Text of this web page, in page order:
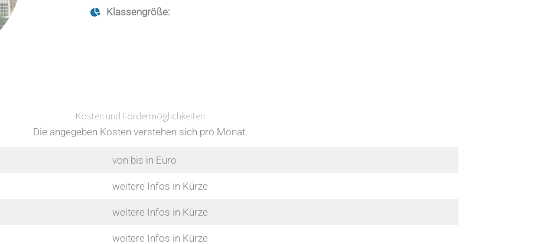
Klassengröße:
Kosten und Fördermöglichkeiten
Die angegeben Kosten verstehen sich pro Monat.
von bis in Euro
weitere Infos in Kürze
weitere Infos in Kürze
weitere Infos in Kürze